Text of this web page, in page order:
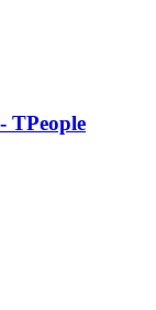
TPeople